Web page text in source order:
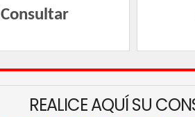
Consultar
REALICE AQUÍ SU